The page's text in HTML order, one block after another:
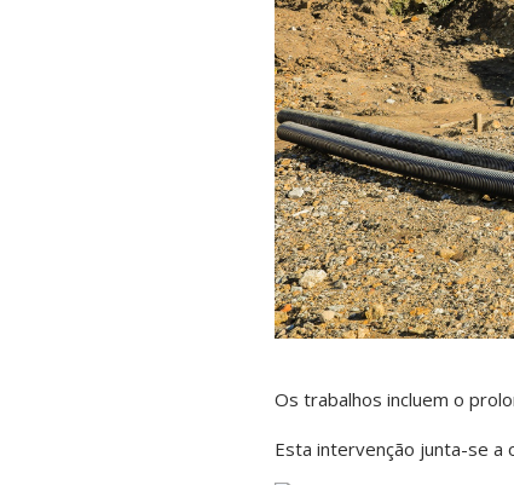
Os trabalhos incluem o
Esta intervenção junta-se a